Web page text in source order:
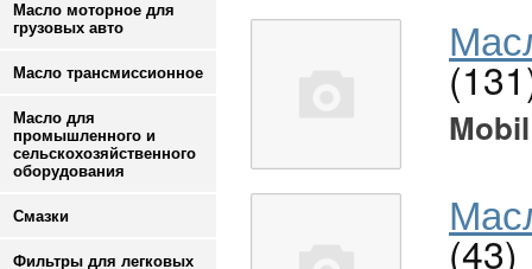
Масло моторное для
грузовых авто
Масло трансмиссионное
Масло для
промышленного и
сельскохозяйственного
оборудования
Смазки
Фильтры для легковых
Mobil
(43)